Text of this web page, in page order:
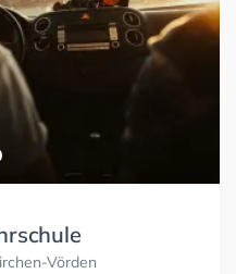
Vörden